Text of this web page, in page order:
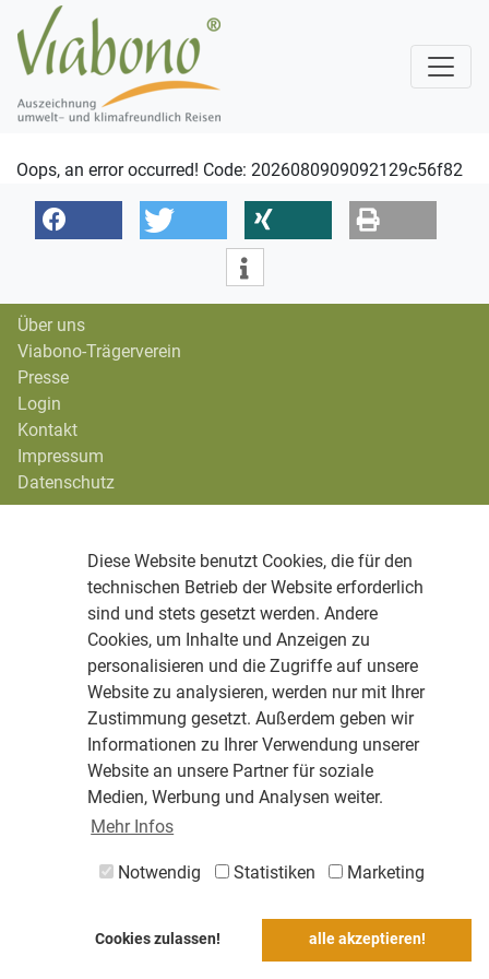
Diese Website benutzt Cookies, die für den
technischen Betrieb der Website erforderlich
sind und stets gesetzt werden. Andere
Cookies, um Inhalte und Anzeigen zu
personalisieren und die Zugriffe auf unsere
Website zu analysieren, werden nur mit Ihrer
Zustimmung gesetzt. Außerdem geben wir
Informationen zu Ihrer Verwendung unserer
Website an unsere Partner für soziale
Medien, Werbung und Analysen weiter.
Mehr Infos
Notwendig Statistiken Marketing
Cookies zulassen! alle akzeptieren!
Oops, an error occurred! Code: 2026080909092129c56f82
Über uns
Viabono-Trägerverein
Presse
Login
Kontakt
Impressum
Datenschutz